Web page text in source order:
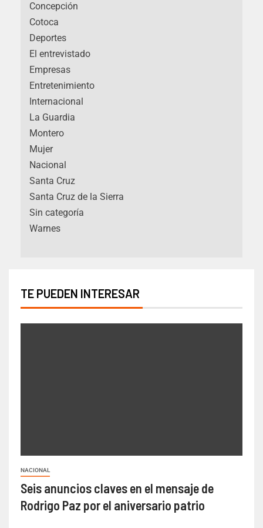
Concepción
Cotoca
Deportes
El entrevistado
Empresas
Entretenimiento
Internacional
La Guardia
Montero
Mujer
Nacional
Santa Cruz
Santa Cruz de la Sierra
Sin categoría
Warnes
TE PUEDEN INTERESAR
NACIONAL
Seis anuncios claves en el mensaje de
Rodrigo Paz por el aniversario patrio